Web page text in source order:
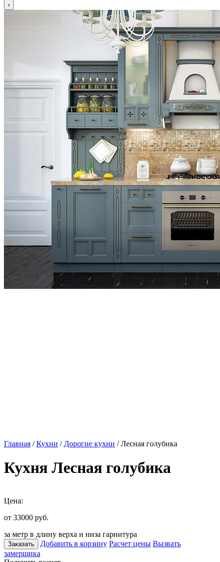
Главная /Кухни / Дорогие кухни / Лесная голубика
Кухня Лесная голубика
Цена:
от 33000 руб.
за метр в длину верха и низа гарнитура
Заказать Добавить в корзину Расчет цены Вызвать
замерщика